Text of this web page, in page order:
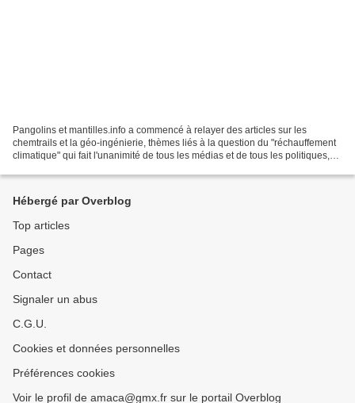
Pangolins et mantilles.info a commencé à relayer des articles sur les
chemtrails et la géo-ingénierie, thèmes liés à la question du "réchauffement
climatique" qui fait l'unanimité de tous les médias et de tous les politiques,
Hébergé par Overblog
Top articles
Pages
Contact
Signaler un abus
C.G.U.
Cookies et données personnelles
Préférences cookies
Voir le profil de amaca@gmx.fr sur le portail Overblog